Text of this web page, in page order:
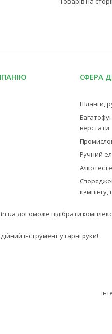
СФЕРА
Шланги,
верстати
Ручний
допоможе підібрати
інструмент у гарні руки!